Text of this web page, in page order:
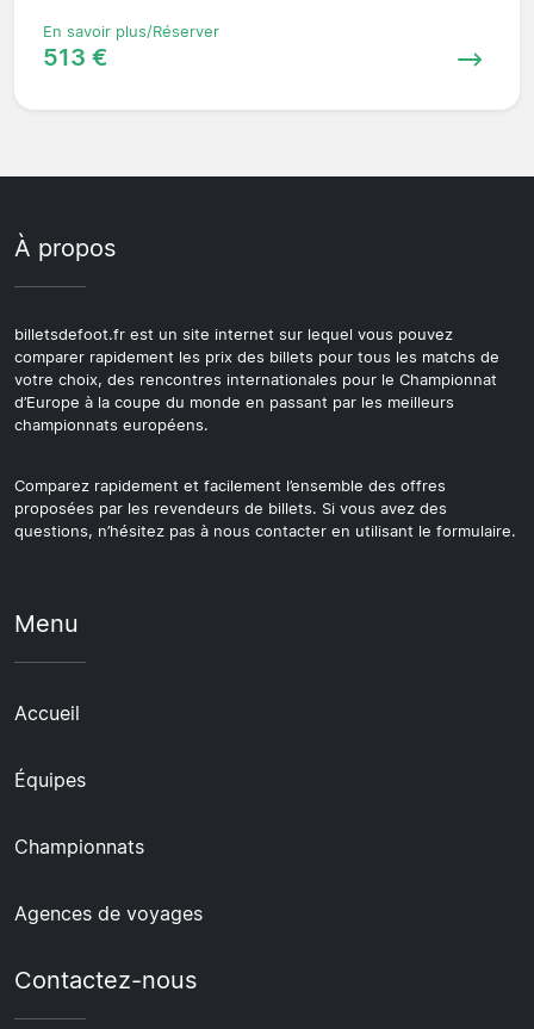
En savoir plus/Réserver
513 €
À propos
billetsdefoot.fr est un site internet sur lequel vous pouvez
comparer rapidement les prix des billets pour tous les matchs de
votre choix, des rencontres internationales pour le Championnat
d’Europe à la coupe du monde en passant par les meilleurs
championnats européens.
Comparez rapidement et facilement l’ensemble des offres
proposées par les revendeurs de billets. Si vous avez des
questions, n’hésitez pas à nous contacter en utilisant le formulaire.
Menu
Accueil
Équipes
Championnats
Agences de voyages
Contactez-nous